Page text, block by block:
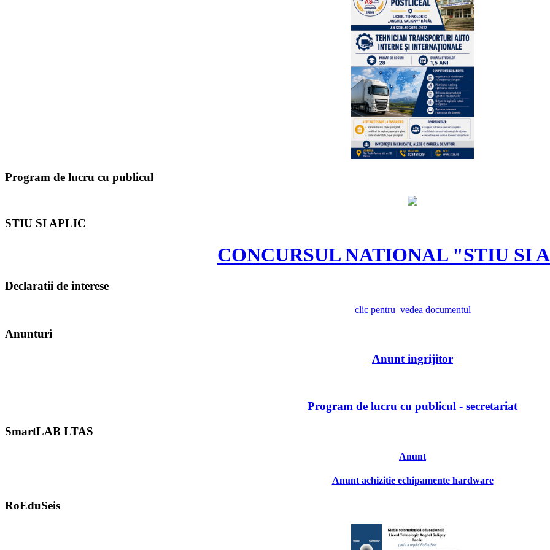
Program de lucru cu publicul
STIU SI APLIC
CONCURSUL NATIONAL "STIU SI
Declaratii de interese
clic pentru vedea documentul
Anunturi
Anunt ingrijitor
Program de lucru cu publicul - secretariat
SmartLAB LTAS
Anunt
Anunt achizitie echipamente hardware
RoEduSeis